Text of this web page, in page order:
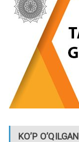
KO’P O’QILGAN